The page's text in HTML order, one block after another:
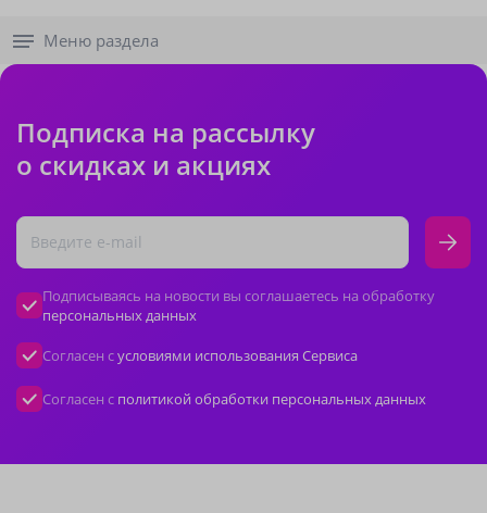
Меню раздела
Подписка на рассылку
о скидках и акциях
Подписываясь на новости вы соглашаетесь на обработку
персональных данных
Согласен сусловиями использования Сервиса
Согласен с политикой обработки персональных данных